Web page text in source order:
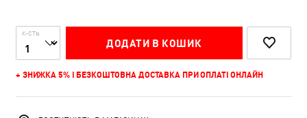
К-СТЬ
ДОДАТИ В КОШИК
+ ЗНИЖКА 5% І БЕЗКОШТОВНА ДОСТАВКА ПРИ ОПЛАТІ ОНЛАЙН